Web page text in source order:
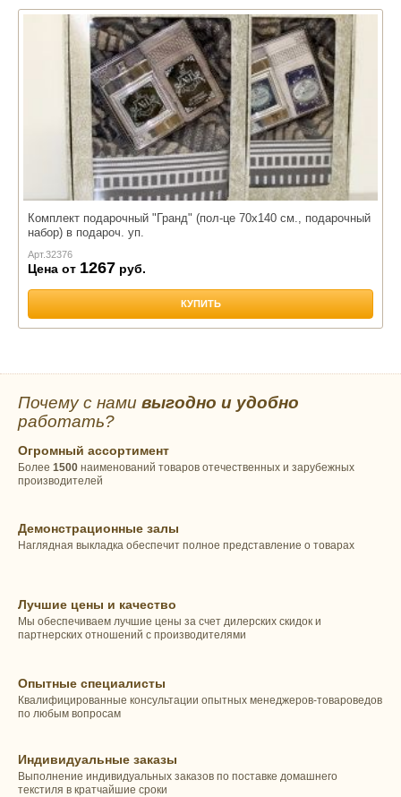
Комплект подарочный "Гранд" (пол-це 70х140 см., подарочный
набор) в подароч. уп.
Арт.32376
Цена от 1267 руб.
КУПИТЬ
Почему с нами выгодно и удобно
работать?
Огромный ассортимент
Более 1500 наименований товаров отечественных и зарубежных
производителей
Демонстрационные залы
Наглядная выкладка обеспечит полное представление о товарах
Лучшие цены и качество
Мы обеспечиваем лучшие цены за счет дилерских скидок и
партнерских отношений с производителями
Опытные специалисты
Квалифицированные консультации опытных менеджеров-товароведов
по любым вопросам
Индивидуальные заказы
Выполнение индивидуальных заказов по поставке домашнего
текстиля в кратчайшие сроки